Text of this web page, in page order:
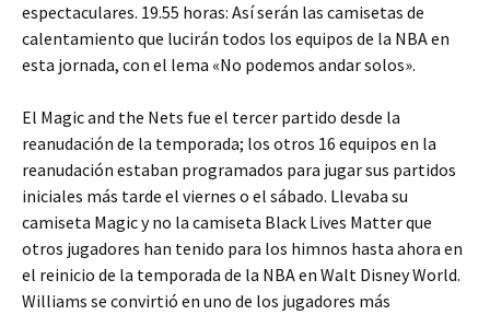
espectaculares. 19.55 horas: Así serán las camisetas de
calentamiento que lucirán todos los equipos de la NBA en
esta jornada, con el lema «No podemos andar solos».
El Magic and the Nets fue el tercer partido desde la
reanudación de la temporada; los otros 16 equipos en la
reanudación estaban programados para jugar sus partidos
iniciales más tarde el viernes o el sábado. Llevaba su
camiseta Magic y no la camiseta Black Lives Matter que
otros jugadores han tenido para los himnos hasta ahora en
el reinicio de la temporada de la NBA en Walt Disney World.
Williams se convirtió en uno de los jugadores más